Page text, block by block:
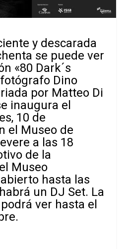
y descarada
se puede ver
«80 Dark´s
Dino
por Matteo Di
inaugura el
10 de
el Museo de
a las 18
de la
Museo
hasta las
un DJ Set. La
ver hasta el